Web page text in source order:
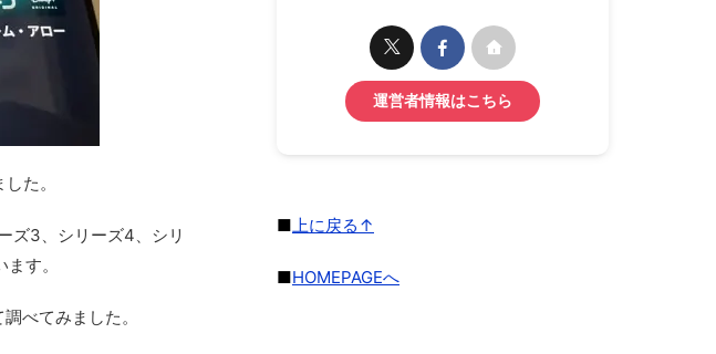
た。
ズ3、シリーズ4、シリ
す。
べてみました。
運営者情報はこちら
■上に戻る↑
■HOMEPAGEへ